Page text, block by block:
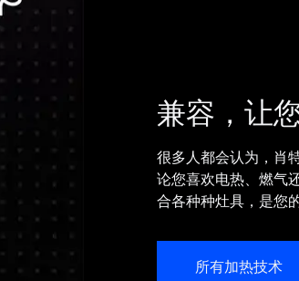
兼容，让
很多人都会认为，肖
论您喜欢电热、燃气
合各种种灶具，是您
所有加热技术